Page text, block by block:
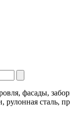
фасады,
рулонная сталь,